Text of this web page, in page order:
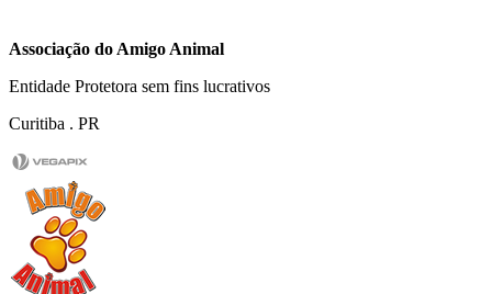
Associação do Amigo Animal
Entidade Protetora sem fins lucrativos
Curitiba . PR